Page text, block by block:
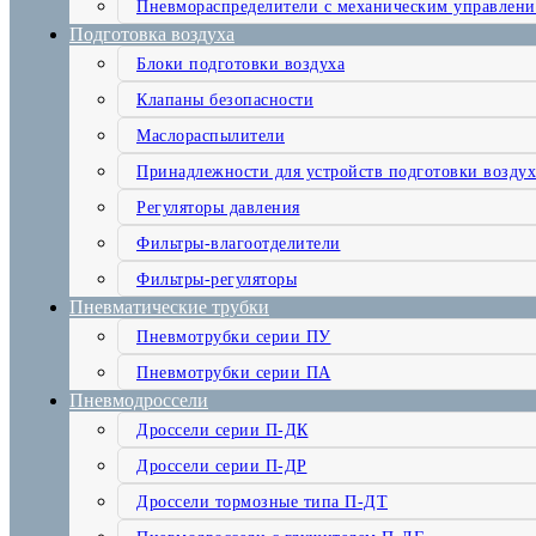
Пневмораспределители с механическим
Подготовка воздуха
Блоки подготовки воздуха
Клапаны безопасности
Маслораспылители
Принадлежности для устройств подготовки
Регуляторы давления
Фильтры-влагоотделители
Фильтры-регуляторы
Пневматические трубки
Пневмотрубки серии ПУ
Пневмотрубки серии ПА
Пневмодроссели
Дроссели серии П-ДК
Дроссели серии П-ДР
Дроссели тормозные типа П-ДТ